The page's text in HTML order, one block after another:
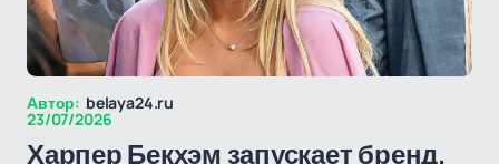
Автор: belaya24.ru
23/07/2026
Харпер Бекхэм запускает бренд.